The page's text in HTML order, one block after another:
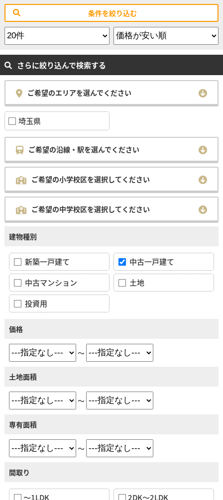
条件を絞り込む
さらに絞り込んで検索する
ご希望のエリアを選んでください
埼玉県
ご希望の沿線・駅を選んでください
ご希望の小学校区を選択してください
ご希望の中学校区を選択してください
建物種別
新築一戸建て
中古一戸建て
中古マンション
土地
投資用
価格
～
土地面積
～
専有面積
～
間取り
～1LDK 2DK～2LDK